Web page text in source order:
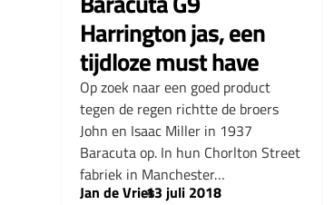
Harrington jas, een
tijdloze must have
Op zoek naar een goed product
tegen de regen richtte de broers
John en Isaac Miller in 1937
Baracuta op. In hun Chorlton Street
fabriek in Manchester…
Jan de Vries
–
13 juli 2018